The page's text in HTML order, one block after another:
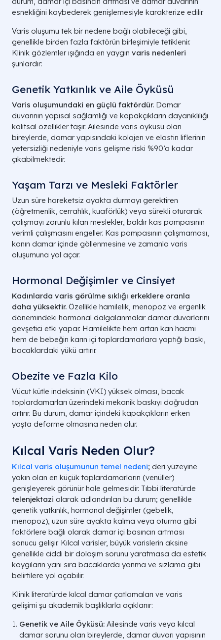
esnekliğini kaybederek genişlemesiyle karakterize edilir.
Varis oluşumu tek bir nedene bağlı olabileceği gibi,
genellikle birden fazla faktörün birleşimiyle tetiklenir.
Klinik gözlemler ışığında en yaygın varis nedenleri
şunlardır:
Genetik Yatkınlık ve Aile Öyküsü
Varis oluşumundaki en güçlü faktördür. Damar
duvarının yapısal sağlamlığı ve kapakçıkların dayanıklılığı
kalıtsal özellikler taşır. Ailesinde varis öyküsü olan
bireylerde, damar yapısındaki kolajen ve elastin liflerinin
yetersizliği nedeniyle varis gelişme riski %90’a kadar
çıkabilmektedir.
Yaşam Tarzı ve Mesleki Faktörler
Uzun süre hareketsiz ayakta durmayı gerektiren
(öğretmenlik, cerrahlık, kuaförlük) veya sürekli oturarak
çalışmayı zorunlu kılan meslekler, baldır kas pompasının
verimli çalışmasını engeller. Kas pompasının çalışmaması,
kanın damar içinde göllenmesine ve zamanla varis
oluşumuna yol açar.
Hormonal Değişimler ve Cinsiyet
Kadınlarda varis görülme sıklığı erkeklere oranla
daha yüksektir. Özellikle hamilelik, menopoz ve ergenlik
dönemindeki hormonal dalgalanmalar damar duvarlarını
gevşetici etki yapar. Hamilelikte hem artan kan hacmi
hem de bebeğin karın içi toplardamarlara yaptığı baskı,
bacaklardaki yükü artırır.
Obezite ve Fazla Kilo
Vücut kütle indeksinin (VKI) yüksek olması, bacak
toplardamarları üzerindeki mekanik baskıyı doğrudan
artırır. Bu durum, damar içindeki kapakçıkların erken
yaşta deforme olmasına neden olur.
Kılcal Varis Neden Olur?
Kılcal varis oluşumunun temel nedeni; deri yüzeyine
yakın olan en küçük toplardamarların (venüller)
genişleyerek görünür hale gelmesidir. Tıbbi literatürde
telenjektazi olarak adlandırılan bu durum; genellikle
genetik yatkınlık, hormonal değişimler (gebelik,
menopoz), uzun süre ayakta kalma veya oturma gibi
faktörlere bağlı olarak damar içi basıncın artması
sonucu gelişir. Kılcal varisler, büyük varislerin aksine
genellikle ciddi bir dolaşım sorunu yaratmasa da estetik
kaygıların yanı sıra bacaklarda yanma ve sızlama gibi
belirtilere yol açabilir.
Klinik literatürde kılcal damar çatlamaları ve varis
gelişimi şu akademik başlıklarla açıklanır:
Genetik ve Aile Öyküsü: Ailesinde varis veya kılcal
damar sorunu olan bireylerde, damar duvarı yapısının